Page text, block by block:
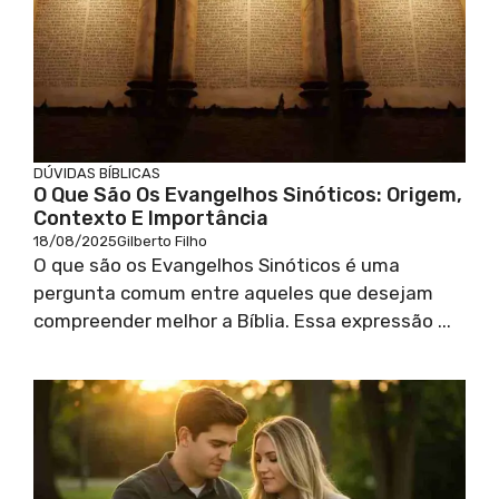
DÚVIDAS BÍBLICAS
O Que São Os Evangelhos Sinóticos: Origem,
Contexto E Importância
18/08/2025Gilberto Filho
O que são os Evangelhos Sinóticos é uma
pergunta comum entre aqueles que desejam
compreender melhor a Bíblia. Essa expressão ...